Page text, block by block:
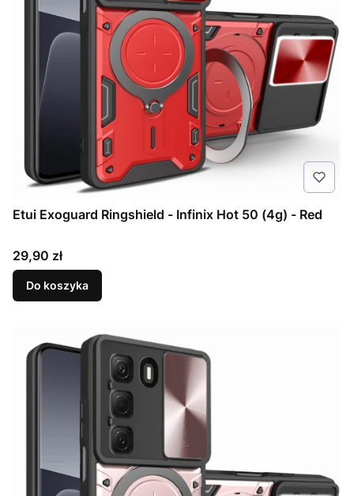
Etui Exoguard Ringshield - Infinix Hot 50 (4g) - Red
Cena
29,90 zł
Do koszyka